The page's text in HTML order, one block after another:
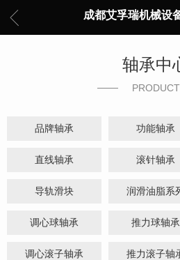
成都艾孚瑞机械设
轴承中
PRODUCT
品牌轴承 功能轴承
直线轴承 滚针轴承
导轨滑块 润滑油脂系
调心球轴承 推力球轴承
调心滚子轴承 推力滚子轴